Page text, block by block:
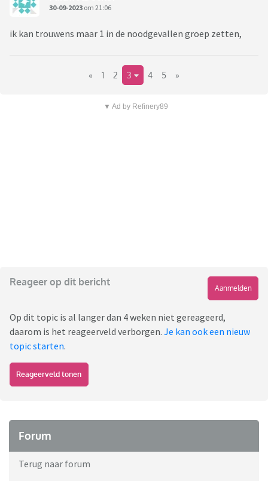
30-09-2023 om 21:06
ik kan trouwens maar 1 in de noodgevallen groep zetten,
« 1 2 3 4 5 »
▼ Ad by Refinery89
Reageer op dit bericht
Aanmelden
Op dit topic is al langer dan 4 weken niet gereageerd,
daarom is het reageerveld verborgen. Je kan ook een nieuw
topic starten.
Reageerveld tonen
Forum
Terug naar forum